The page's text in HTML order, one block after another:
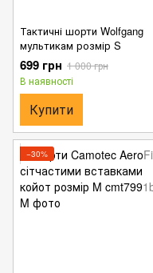
Тактичні шорти Wolfgang
мультикам розмір S
699 грн 1 000 грн
В наявності
Купити
−30%